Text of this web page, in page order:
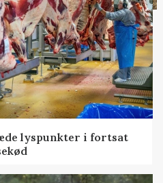
lyspunkter i fortsat